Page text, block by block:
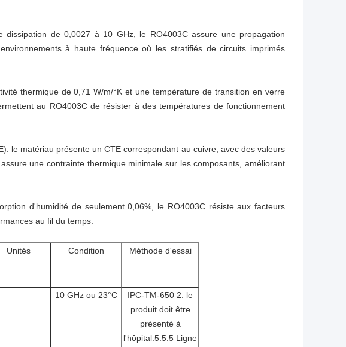
de 0,0027 à 10 GHz, le RO4003C assure une propagation
à haute fréquence où les stratifiés de circuits imprimés
thermique de 0,71 W/m/°K et une température de transition en verre
au RO4003C de résister à des températures de fonctionnement
le matériau présente un CTE correspondant au cuivre, avec des valeurs
une contrainte thermique minimale sur les composants, améliorant
d'humidité de seulement 0,06%, le RO4003C résiste aux facteurs
au fil du temps.
Unités Condition Méthode d'essai
10 GHz ou 23°C
IPC-TM-650 2. le
produit doit être
présenté à
l'hôpital.5.5.5 Ligne